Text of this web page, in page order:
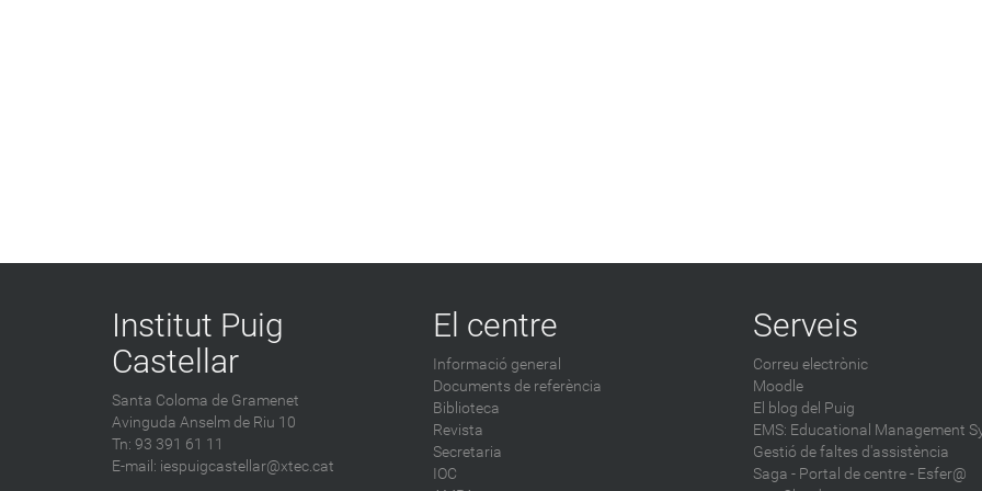
Institut Puig
Castellar
Santa Coloma de Gramenet
Avinguda Anselm de Riu 10
Tn: 93 391 61 11
E-mail: iespuigcastellar@xtec.cat
El centre
Informació general
Documents de referència
Biblioteca
Revista
Secretaria
IOC
Serveis
Correu electrònic
Moodle
El blog del Puig
EMS: Educational Management
Gestió de faltes d'assistència
Saga - Portal de centre - Esfer@